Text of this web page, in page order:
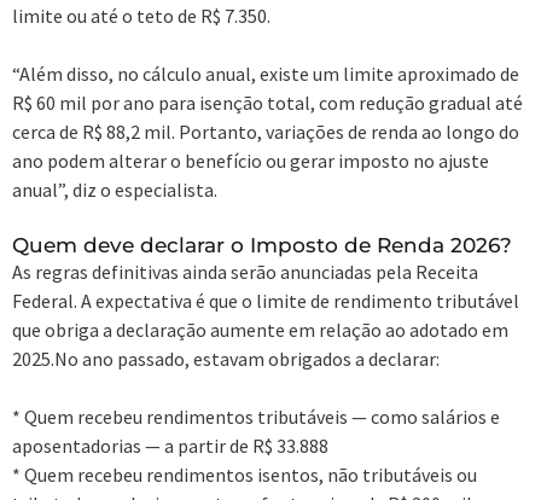
limite ou até o teto de R$ 7.350.
“Além disso, no cálculo anual, existe um limite aproximado de
R$ 60 mil por ano para isenção total, com redução gradual até
cerca de R$ 88,2 mil. Portanto, variações de renda ao longo do
ano podem alterar o benefício ou gerar imposto no ajuste
anual”, diz o especialista.
Quem deve declarar o Imposto de Renda 2026?
As regras definitivas ainda serão anunciadas pela Receita
Federal. A expectativa é que o limite de rendimento tributável
que obriga a declaração aumente em relação ao adotado em
2025.No ano passado, estavam obrigados a declarar:
* Quem recebeu rendimentos tributáveis — como salários e
aposentadorias — a partir de R$ 33.888
* Quem recebeu rendimentos isentos, não tributáveis ou